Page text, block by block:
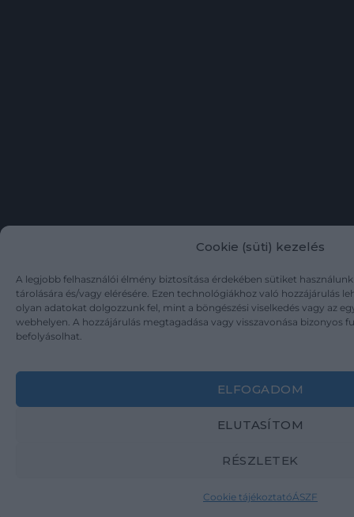
Cookie (süti) kezelés
A legjobb felhasználói élmény biztosítása érdekében sütiket
tárolására és/vagy elérésére. Ezen technológiákhoz való hozzájárulás
olyan adatokat dolgozzunk fel, mint a böngészési viselkedés vagy az
webhelyen. A hozzájárulás megtagadása vagy visszavonása bizonyos
befolyásolhat.
ELFOGADOM
ELUTASÍTOM
RÉSZLETEK
Cookie tájékoztatóÁSZF